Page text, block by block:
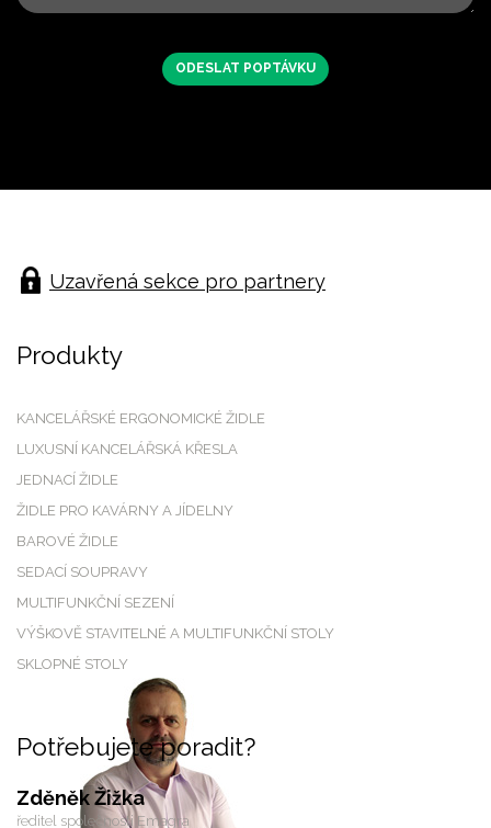
Uzavřená sekce pro partnery
Produkty
KANCELÁŘSKÉ ERGONOMICKÉ ŽIDLE
LUXUSNÍ KANCELÁŘSKÁ KŘESLA
JEDNACÍ ŽIDLE
ŽIDLE PRO KAVÁRNY A JÍDELNY
BAROVÉ ŽIDLE
SEDACÍ SOUPRAVY
MULTIFUNKČNÍ SEZENÍ
VÝŠKOVĚ STAVITELNÉ A MULTIFUNKČNÍ STOLY
SKLOPNÉ STOLY
Potřebujete poradit?
Zděněk Žižka
ředitel společnosti Emagra